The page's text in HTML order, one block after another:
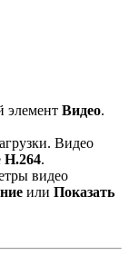
элемент Видео.
Видео
H.264.
видео
или Показать